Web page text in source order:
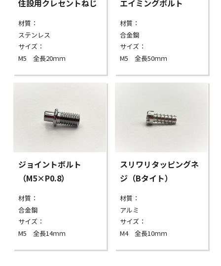
住設用クレセントねじ
材質：
ステンレス
サイズ：
M5 全長20ｍｍ
エイミングボルト
材質：
合金鋼
サイズ：
M5 全長50ｍｍ
ジョイントボルト
（M5×P0.8）
材質：
合金鋼
サイズ：
M5 全長14ｍｍ
スリワリタッピングネ
ジ（Bタイト）
材質：
アルミ
サイズ：
M4 全長10ｍｍ